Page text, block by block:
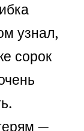
узнал,
сорок
—